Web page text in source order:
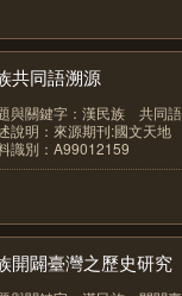
共同語溯源
與關鍵字：漢民族 共同語
說明：來源期刊:國文天地
識別：A99012159
開闢臺灣之歷史研究